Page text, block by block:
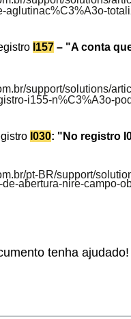
aglutinac%C3%A3o-
I157 – "A conta
support/solutions/
i155-n%C3%A3o-
I030: "No registro
pt-BR/support/
abertura-nire-campo-
tenha ajudado!